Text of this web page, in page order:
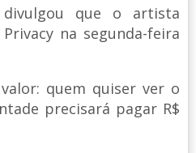
que o artista
na segunda-feira
quem quiser ver o
precisará pagar R$